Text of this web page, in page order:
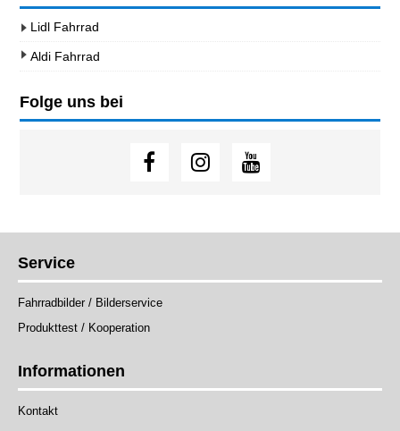
Lidl Fahrrad
Aldi Fahrrad
Folge uns bei
Service
Fahrradbilder / Bilderservice
Produkttest / Kooperation
Informationen
Kontakt